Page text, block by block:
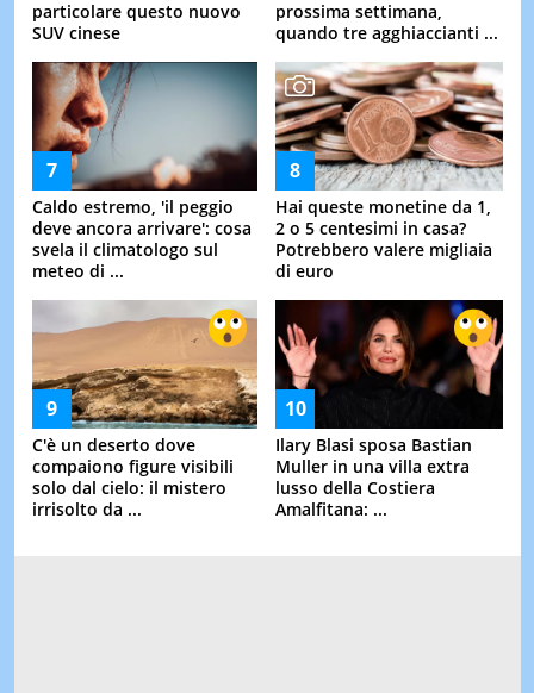
particolare questo nuovo
SUV cinese
prossima settimana,
quando tre agghiaccianti ...
Caldo estremo, 'il peggio
deve ancora arrivare': cosa
svela il climatologo sul
meteo di ...
Hai queste monetine da 1,
2 o 5 centesimi in casa?
Potrebbero valere migliaia
di euro
C'è un deserto dove
compaiono figure visibili
solo dal cielo: il mistero
irrisolto da ...
Ilary Blasi sposa Bastian
Muller in una villa extra
lusso della Costiera
Amalfitana: ...